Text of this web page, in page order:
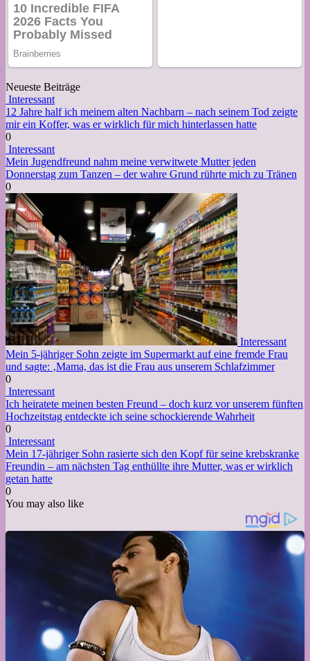
Neueste Beiträge
Interessant
12 Jahre half ich meinem alten Nachbarn – nach seinem Tod zeigte
mir ein Koffer, was er wirklich für mich hinterlassen hatte
0
Interessant
Mein Jugendfreund nahm meine verwitwete Mutter jeden
Donnerstag zum Tanzen – der wahre Grund rührte mich zu Tränen
0
Interessant
Mein 5-jähriger Sohn zeigte im Supermarkt auf eine fremde Frau
und sagte: ‚Mama, das ist die Frau aus unserem Schlafzimmer
0
Interessant
Ich heiratete meinen besten Freund – doch kurz vor unserem fünften
Hochzeitstag entdeckte ich seine schockierende Wahrheit
0
Interessant
Mein 17-jähriger Sohn rasierte sich den Kopf für seine krebskranke
Freundin – am nächsten Tag enthüllte ihre Mutter, was er wirklich
getan hatte
0
You may also like